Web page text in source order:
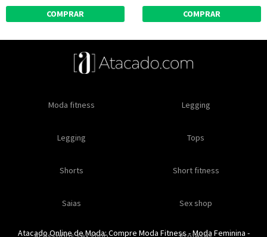
COMPRAR COMPRAR
Especial natal Toda loja
Feminino Moda feminina
Moda feminina Moda íntima
Moda fitness Moda praia
Masculino Moda masculino
Moda masculina Moda intima masculina
Acessórios masculinos Moda íntima
Calcinhas Soutiens
Moda fitness Legging
Legging Tops
Shorts Short fitness
Saias Sex shop
Oleos e cremes Comestiveis
Kits Lançamentos
Ofertas Roupas para revender
Atacado Online de Moda: Compre Moda Fitness-Moda Feminina -